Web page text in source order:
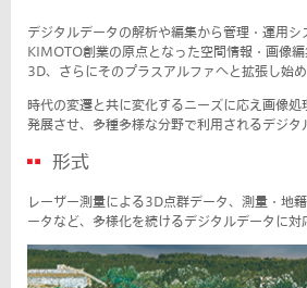
デジタルデータの解析や編集から管理・運用シ
KIMOTO創業の原点となった空間情報・画像
3D、さらにそのプラスアルファへと拡張し始め
時代の変遷と共に変化するニーズに応え画像
発展させ、多種多様な分野で利用されるデジタ
形式
レーザー測量による3D点群データ、測量・地
ータなど、多様化を続けるデジタルデータに対